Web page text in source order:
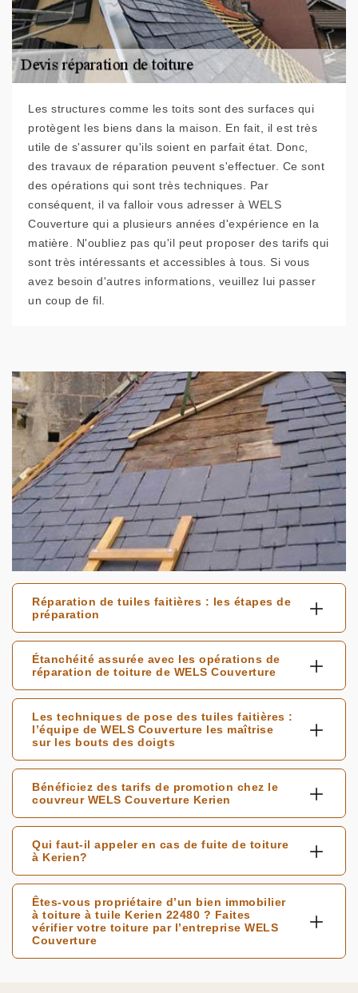
Les structures comme les toits sont des surfaces qui
protègent les biens dans la maison. En fait, il est très
utile de s'assurer qu'ils soient en parfait état. Donc,
des travaux de réparation peuvent s'effectuer. Ce sont
des opérations qui sont très techniques. Par
conséquent, il va falloir vous adresser à WELS
Couverture qui a plusieurs années d'expérience en la
matière. N'oubliez pas qu'il peut proposer des tarifs qui
sont très intéressants et accessibles à tous. Si vous
avez besoin d'autres informations, veuillez lui passer
un coup de fil.
Réparation de tuiles faitières : les étapes de
préparation
Étanchéité assurée avec les opérations de
réparation de toiture de WELS Couverture
Les techniques de pose des tuiles faitières :
l’équipe de WELS Couverture les maîtrise
sur les bouts des doigts
Bénéficiez des tarifs de promotion chez le
couvreur WELS Couverture Kerien
Qui faut-il appeler en cas de fuite de toiture
à Kerien?
Êtes-vous propriétaire d’un bien immobilier
à toiture à tuile Kerien 22480 ? Faites
vérifier votre toiture par l’entreprise WELS
Couverture